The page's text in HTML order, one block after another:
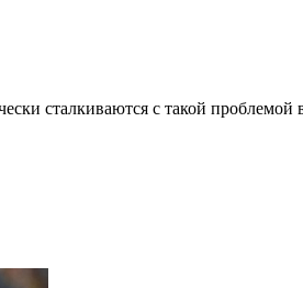
сталкиваются с такой проблемой